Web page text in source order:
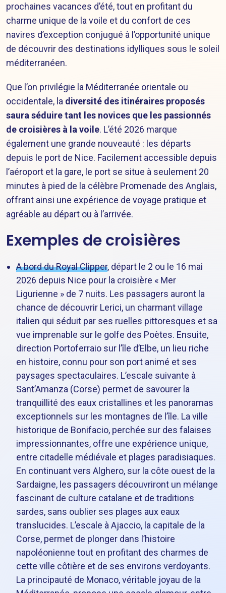
prochaines vacances d’été, tout en profitant du
charme unique de la voile et du confort de ces
navires d’exception conjugué à l’opportunité unique
de découvrir des destinations idylliques sous le soleil
méditerranéen.
Que l’on privilégie la Méditerranée orientale ou
occidentale, la diversité des itinéraires proposés
saura séduire tant les novices que les passionnés
de croisières à la voile. L’été 2026 marque
également une grande nouveauté : les départs
depuis le port de Nice. Facilement accessible depuis
l’aéroport et la gare, le port se situe à seulement 20
minutes à pied de la célèbre Promenade des Anglais,
offrant ainsi une expérience de voyage pratique et
agréable au départ ou à l’arrivée.
Exemples de croisières
A bord du Royal Clipper, départ le 2 ou le 16 mai
2026 depuis Nice pour la croisière « Mer
Ligurienne » de 7 nuits. Les passagers auront la
chance de découvrir Lerici, un charmant village
italien qui séduit par ses ruelles pittoresques et sa
vue imprenable sur le golfe des Poètes. Ensuite,
direction Portoferraio sur l’île d’Elbe, un lieu riche
en histoire, connu pour son port animé et ses
paysages spectaculaires. L’escale suivante à
Sant’Amanza (Corse) permet de savourer la
tranquillité des eaux cristallines et les panoramas
exceptionnels sur les montagnes de l’île. La ville
historique de Bonifacio, perchée sur des falaises
impressionnantes, offre une expérience unique,
entre citadelle médiévale et plages paradisiaques.
En continuant vers Alghero, sur la côte ouest de la
Sardaigne, les passagers découvriront un mélange
fascinant de culture catalane et de traditions
sardes, sans oublier ses plages aux eaux
translucides. L’escale à Ajaccio, la capitale de la
Corse, permet de plonger dans l’histoire
napoléonienne tout en profitant des charmes de
cette ville côtière et de ses environs verdoyants.
La principauté de Monaco, véritable joyau de la